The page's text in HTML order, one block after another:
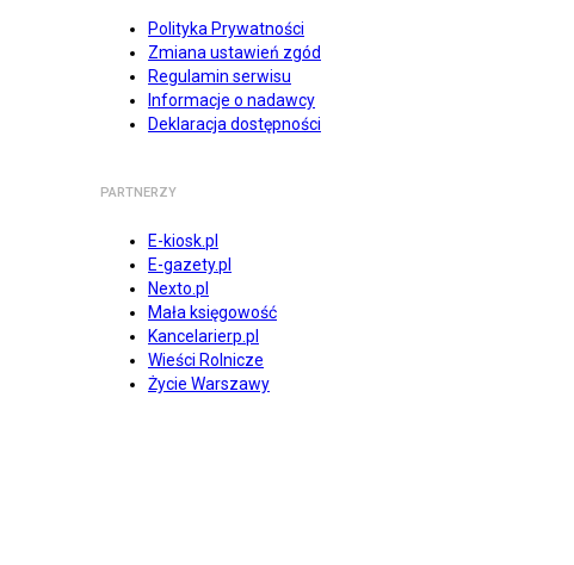
Polityka Prywatności
Zmiana ustawień zgód
Regulamin serwisu
Informacje o nadawcy
Deklaracja dostępności
PARTNERZY
E-kiosk.pl
E-gazety.pl
Nexto.pl
Mała księgowość
Kancelarierp.pl
Wieści Rolnicze
Życie Warszawy